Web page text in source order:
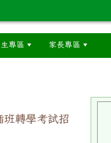
專區 家長專區
轉學考試招